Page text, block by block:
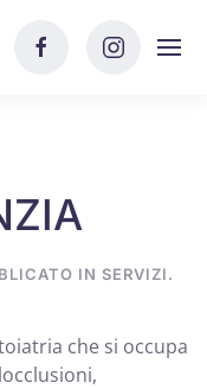
IN SERVIZI.
che si occupa